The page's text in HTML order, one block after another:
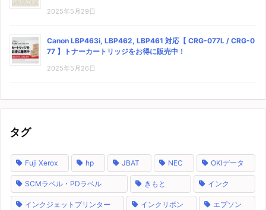
2025年5月29日
Canon LBP463i, LBP462, LBP461 対応【 CRG-077L / CRG-0
77 】トナーカートリッジをお得に販売中！
2025年5月26日
タグ
Fuji Xerox hp JBAT NEC OKIデータ
SCMラベル・PDラベル きもと インク
インクジェットプリンター インクリボン エプソン